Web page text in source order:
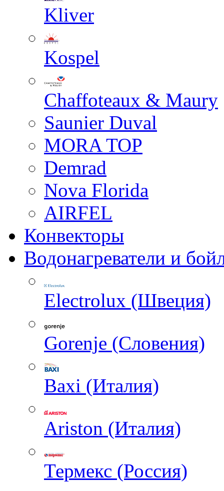
Kliver
Kospel
Chaffoteaux & Maury
Saunier Duval
MORA TOP
Demrad
Nova Florida
AIRFEL
Конвекторы
Водонагреватели и
Electrolux (Швеция)
Gorenje (Словения)
Baxi (Италия)
Ariston (Италия)
Термекс (Россия)